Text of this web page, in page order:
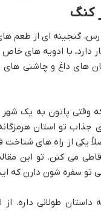
کنگ
گنجینه ای از
دارد، با ادویه های
های داغ و چاشنی
وقتی پاتون به یک
جذاب تو استان
یکی از راه های
می کنن. تو این
تو سفره شون دارن که
طولانی داره.